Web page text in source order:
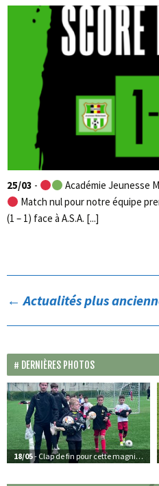
25/03 -
Académie Jeunesse
Match nul pour notre équipe
(1 – 1) face à A.S.A. [...]
← Actualités plus
DERNIÈRES PHOTOS
18/05- Clap de fin pour cette magnifique édition de l’AJM CUP 2026